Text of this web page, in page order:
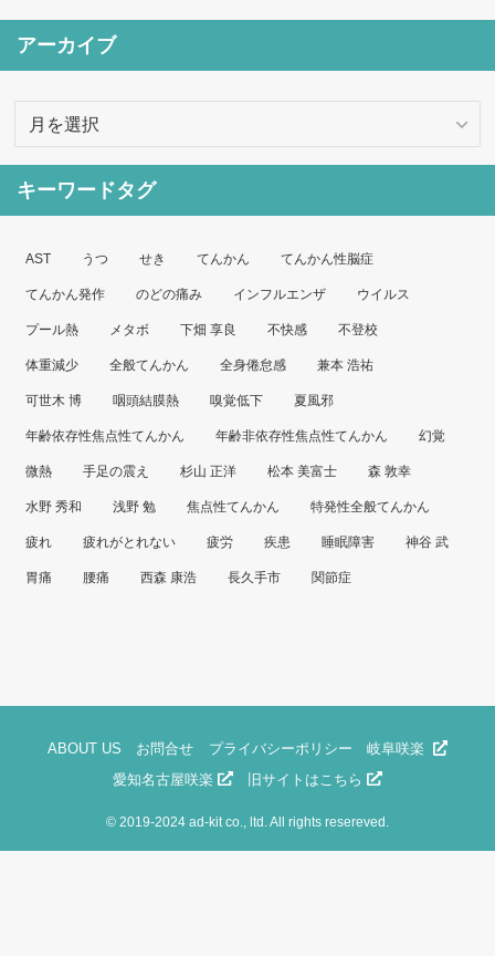
アーカイブ
カ
イ
キーワードタグ
AST うつ せき てんかん てんかん性脳症
てんかん発作 のどの痛み インフルエンザ ウイルス
プール熱 メタボ 下畑 享良 不快感 不登校
体重減少 全般てんかん 全身倦怠感 兼本 浩祐
可世木 博 咽頭結膜熱 嗅覚低下 夏風邪
年齢依存性焦点性てんかん 年齢非依存性焦点性てんかん 幻覚
微熱 手足の震え 杉山 正洋 松本 美富士 森 敦幸
水野 秀和 浅野 勉 焦点性てんかん 特発性全般てんかん
疲れ 疲れがとれない 疲労 疾患 睡眠障害 神谷 武
胃痛 腰痛 西森 康浩 長久手市 関節症
ABOUT US お問合せ プライバシーポリシー
岐阜咲楽
愛知名古屋咲楽
旧サイトはこちら
© 2019-2024 ad-kit co., ltd. All rights resereved.